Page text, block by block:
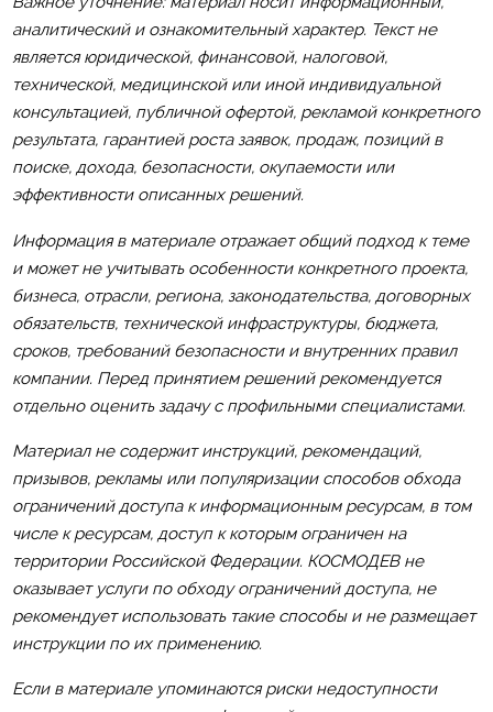
аналитический и ознакомительный характер. Текст не
является юридической, финансовой, налоговой,
технической, медицинской или иной индивидуальной
консультацией, публичной офертой, рекламой конкретного
результата, гарантией роста заявок, продаж, позиций в
поиске, дохода, безопасности, окупаемости или
эффективности описанных решений.
Информация в материале отражает общий подход к теме
и может не учитывать особенности конкретного проекта,
бизнеса, отрасли, региона, законодательства, договорных
обязательств, технической инфраструктуры, бюджета,
сроков, требований безопасности и внутренних правил
компании. Перед принятием решений рекомендуется
отдельно оценить задачу с профильными специалистами.
Материал не содержит инструкций, рекомендаций,
призывов, рекламы или популяризации способов обхода
ограничений доступа к информационным ресурсам, в том
числе к ресурсам, доступ к которым ограничен на
территории Российской Федерации. КОСМОДЕВ не
оказывает услуги по обходу ограничений доступа, не
рекомендует использовать такие способы и не размещает
инструкции по их применению.
Если в материале упоминаются риски недоступности